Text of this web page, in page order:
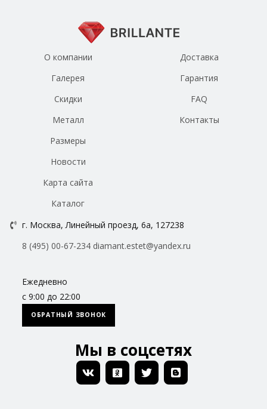
О компании
Галерея
Скидки
Металл
Размеры
Новости
Доставка
Гарантия
FAQ
Контакты
Карта сайта
Каталог
г. Москва, Линейный проезд, 6а, 127238
8 (495) 00-67-234 diamant.estet@yandex.ru
Ежедневно
с 9:00 до 22:00
ОБРАТНЫЙ ЗВОНОК
Мы в соцсетях